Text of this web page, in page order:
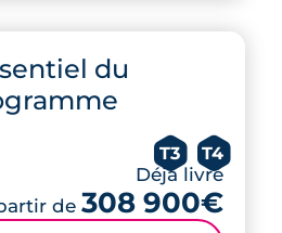
du
T3 T4
Déjà livré
de 308 900€